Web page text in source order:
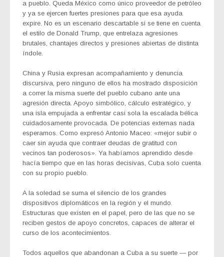
a pueblo. Queda México como único proveedor de petróleo
y ya se ejercen fuertes presiones para que esa ayuda
expire. No es un escenario descartable si se tiene en cuenta
el estilo de Donald Trump, que entrelaza agresiones
brutales, chantajes directos y presiones abiertas de distinta
índole.
China y Rusia expresan acompañamiento y denuncia
discursiva, pero ninguno de ellos ha mostrado disposición
a correr la misma suerte del pueblo cubano ante una
agresión directa. Apoyo simbólico, cálculo estratégico, y
una isla empujada a enfrentar casi sola la escalada bélica
cuidadosamente provocada. De potencias externas nada
esperamos. Como expresó Antonio Maceo: «mejor subir o
caer sin ayuda que contraer deudas de gratitud con
vecinos tan poderosos». Ya habíamos aprendido desde
hacía tiempo que en las horas decisivas, Cuba solo cuenta
con su propio pueblo.
A la soledad se suma el silencio de los grandes
dispositivos diplomáticos en la región y el mundo.
Estructuras que existen en el papel, pero de las que no se
reciben gestos de apoyo concretos, capaces de alterar el
curso de los acontecimientos.
Todos aquellos que abandonan a Cuba a su suerte — por